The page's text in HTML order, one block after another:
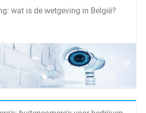
wat is de wetgeving in België?